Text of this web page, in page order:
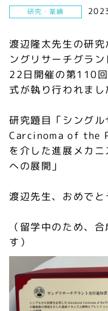
研究・業績
渡辺隆太先生の研
ングリサーチグラ
22日開催の第110
式が執り行われまし
研究題目「シング
Carcinoma of the
を介した進展メカ
への展開」
渡辺先生、おめでと
（留学中のため、
す）